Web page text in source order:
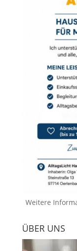
Weitere
ÜBER UNS